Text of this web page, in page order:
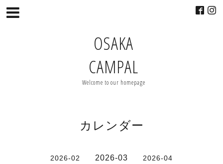
OSAKA
CAMPAL
Welcome to our homepage
カレンダー
2026-02 2026-03 2026-04